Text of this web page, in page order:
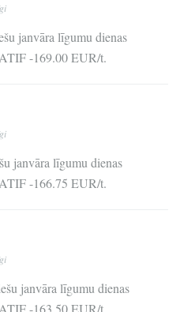
janvāra līgumu dienas
-169.00 EUR/t.
janvāra līgumu dienas
-166.75 EUR/t.
janvāra līgumu dienas
-163.50 EUR/t.